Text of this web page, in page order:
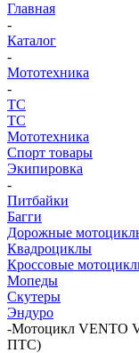
Главная
-
Каталог
-
Мототехника
-
ТС
ТС
Мототехника
Спорт товары
Экипировка
-
Питбайки
Багги
Дорожные
Квадроциклы
Кроссовые
Мопеды
Скутеры
Эндуро
-Мотоцикл VENTO
ПТС)